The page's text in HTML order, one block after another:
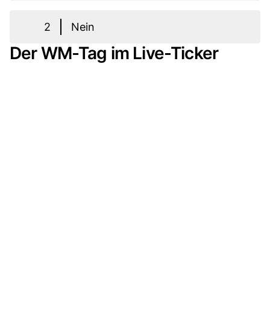
2 Nein
Der WM-Tag im Live-Ticker